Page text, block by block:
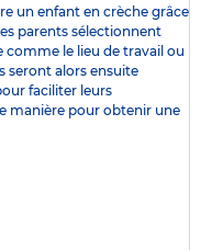
un enfant en crèche grâce
parents sélectionnent
comme le lieu de travail ou
seront alors ensuite
faciliter leurs
manière pour obtenir une